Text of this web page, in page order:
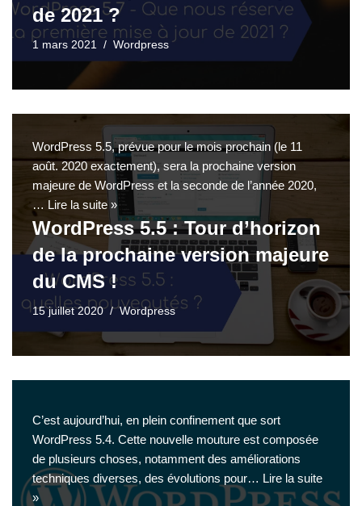
de 2021 ?
1 mars 2021 Wordpress
WordPress 5.5, prévue pour le mois prochain (le 11
août. 2020 exactement), sera la prochaine version
majeure de WordPress et la seconde de l’année 2020,
… Lire la suite »
WordPress 5.5 : Tour d’horizon
de la prochaine version majeure
du CMS !
15 juillet 2020 Wordpress
C’est aujourd’hui, en plein confinement que sort
WordPress 5.4. Cette nouvelle mouture est composée
de plusieurs choses, notamment des améliorations
techniques diverses, des évolutions pour… Lire la suite
»